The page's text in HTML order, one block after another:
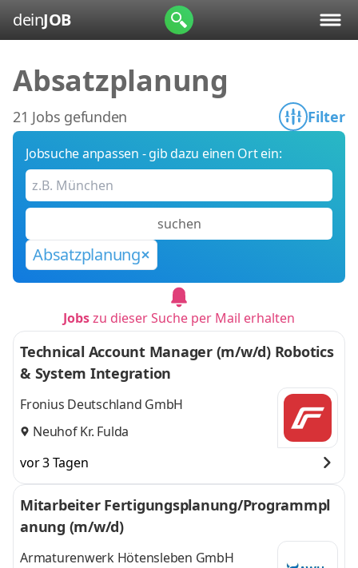
deinJOB
Absatzplanung
21 Jobs gefunden Filter
Jobsuche anpassen - gib dazu einen Ort ein:
suchen
Absatzplanung
Jobszu dieser Suche per Mail erhalten
Technical Account Manager (m/w/d) Robotics
& System Integration
Fronius Deutschland GmbH
Neuhof Kr. Fulda
vor 3 Tagen
Mitarbeiter Fertigungsplanung/Programmpl
anung (m/w/d)
Armaturenwerk Hötensleben GmbH